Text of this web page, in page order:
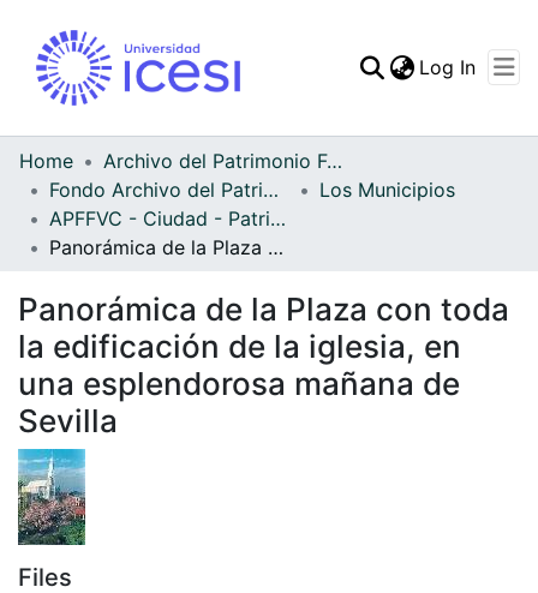
Statistics
Log In
Home
Archivo del Patrimonio Fotográfico y Fílmico del Valle del Cauca
Fondo Archivo del Patrimonio Fotográfico y Fílmico del Valle del Cauca
Los Municipios
APFFVC - Ciudad - Patrimonial
Panorámica de la Plaza con toda la edificación de la iglesia, en una esplendorosa mañana de Sevilla
Panorámica de la Plaza con toda
la edificación de la iglesia, en
una esplendorosa mañana de
Sevilla
Files